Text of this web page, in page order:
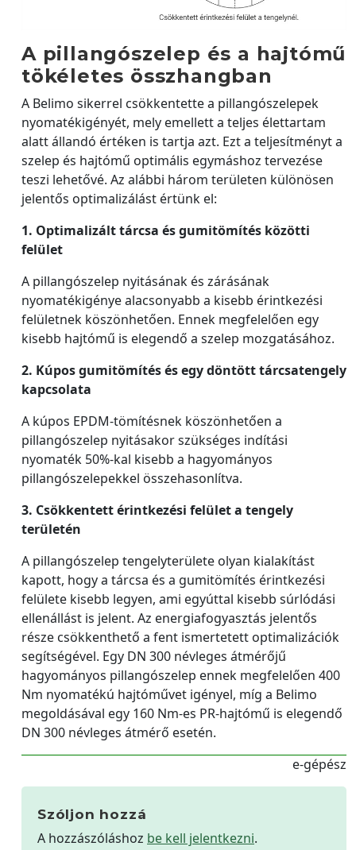
A pillangószelep és a hajtómű
tökéletes összhangban
A Belimo sikerrel csökkentette a pillangószelepek
nyomatékigényét, mely emellett a teljes élettartam
alatt állandó értéken is tartja azt. Ezt a teljesítményt a
szelep és hajtómű optimális egymáshoz tervezése
teszi lehetővé. Az alábbi három területen különösen
jelentős optimalizálást értünk el:
1. Optimalizált tárcsa és gumitömítés közötti
felület
A pillangószelep nyitásának és zárásának
nyomatékigénye alacsonyabb a kisebb érintkezési
felületnek köszönhetően. Ennek megfelelően egy
kisebb hajtómű is elegendő a szelep mozgatásához.
2. Kúpos gumitömítés és egy döntött tárcsatengely
kapcsolata
A kúpos EPDM-tömítésnek köszönhetően a
pillangószelep nyitásakor szükséges indítási
nyomaték 50%-kal kisebb a hagyományos
pillangószelepekkel összehasonlítva.
3. Csökkentett érintkezési felület a tengely
területén
A pillangószelep tengelyterülete olyan kialakítást
kapott, hogy a tárcsa és a gumitömítés érintkezési
felülete kisebb legyen, ami egyúttal kisebb súrlódási
ellenállást is jelent. Az energiafogyasztás jelentős
része csökkenthető a fent ismertetett optimalizációk
segítségével. Egy DN 300 névleges átmérőjű
hagyományos pillangószelep ennek megfelelően 400
Nm nyomatékú hajtóművet igényel, míg a Belimo
megoldásával egy 160 Nm-es PR-hajtómű is elegendő
DN 300 névleges átmérő esetén.
e-gépész
Szóljon hozzá
A hozzászóláshoz be kell jelentkezni.